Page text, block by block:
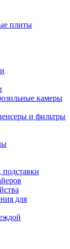
плиты
камеры
и фильтры
подставки
для